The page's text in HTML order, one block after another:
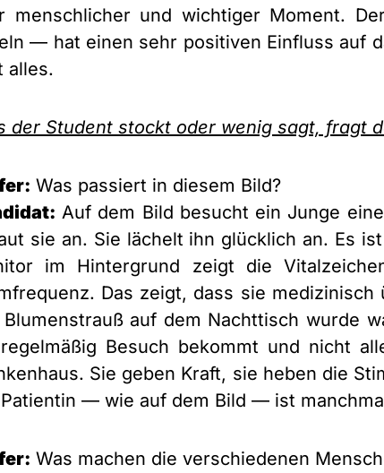
menschlicher und wichtiger Moment.
— hat einen sehr positiven Einfluss auf
alles.
der Student stockt oder wenig sagt, fragt
Was passiert in diesem Bild?
Auf dem Bild besucht ein Junge
sie an. Sie lächelt ihn glücklich an. Es
im Hintergrund zeigt die
Das zeigt, dass sie
Blumenstrauß auf dem Nachttisch wurde
Besuch bekommt und nicht
Sie geben Kraft, sie heben die
— wie auf dem Bild — ist
Was machen die verschiedenen